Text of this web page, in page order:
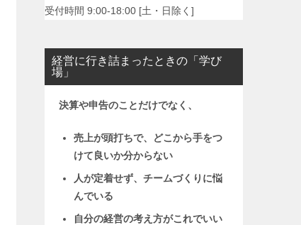
受付時間 9:00-18:00 [土・日除く]
経営に行き詰まったときの「学び
場」
決算や申告のことだけでなく、
売上が頭打ちで、どこから手をつ
けて良いか分からない
人が定着せず、チームづくりに悩
んでいる
自分の経営の考え方がこれでいい